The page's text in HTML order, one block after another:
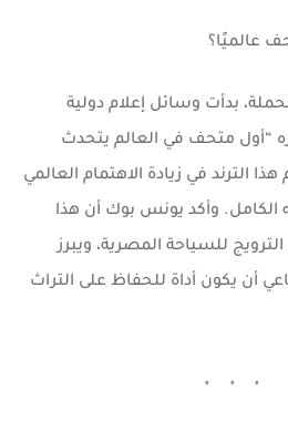
عالميًا؟
بدأت وسائل إعلام دولية
“أول متحف في العالم يتحدث
الترند في زيادة الاهتمام العالمي
الكامل. وأكد يونس بوك أن هذا
للسياحة المصرية، ويبرز
أن يكون أداة للحفاظ على التراث